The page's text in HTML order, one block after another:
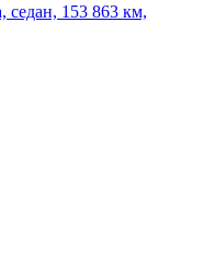
седан, 153 863 км,